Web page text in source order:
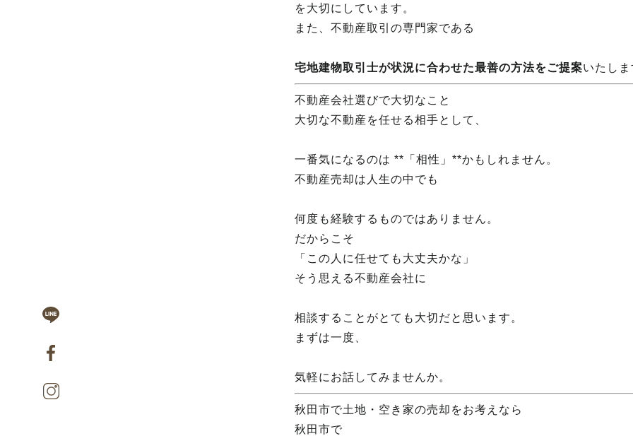
を大切にしています。
また、不動産取引の専門家である
宅地建物取引士が状況に合わせた最善の方法をご提案いたし
不動産会社選びで大切なこと
大切な不動産を任せる相手として、
一番気になるのは **「相性」**かもしれません。
不動産売却は人生の中でも
何度も経験するものではありません。
だからこそ
「この人に任せても大丈夫かな」
そう思える不動産会社に
相談することがとても大切だと思います。
まずは一度、
気軽にお話してみませんか。
秋田市で土地・空き家の売却をお考えなら
秋田市で